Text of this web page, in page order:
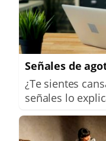
Señales de
¿Te sientes
señales lo